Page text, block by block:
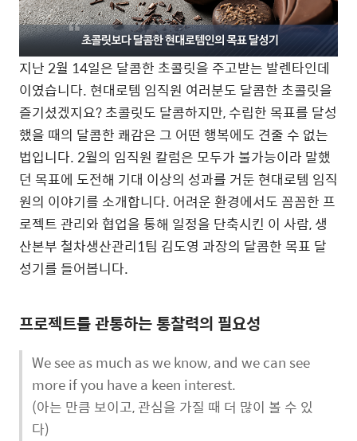
지난 2월 14일은 달콤한 초콜릿을 주고받는 발렌타인데
이였습니다. 현대로템 임직원 여러분도 달콤한 초콜릿을
즐기셨겠지요? 초콜릿도 달콤하지만, 수립한 목표를 달성
했을 때의 달콤한 쾌감은 그 어떤 행복에도 견줄 수 없는
법입니다. 2월의 임직원 칼럼은 모두가 불가능이라 말했
던 목표에 도전해 기대 이상의 성과를 거둔 현대로템 임직
원의 이야기를 소개합니다. 어려운 환경에서도 꼼꼼한 프
로젝트 관리와 협업을 통해 일정을 단축시킨 이 사람, 생
산본부 철차생산관리1팀 김도영 과장의 달콤한 목표 달
성기를 들어봅니다.
프로젝트를 관통하는 통찰력의 필요성
We see as much as we know, and we can see
more if you have a keen interest.
(아는 만큼 보이고, 관심을 가질 때 더 많이 볼 수 있
다)